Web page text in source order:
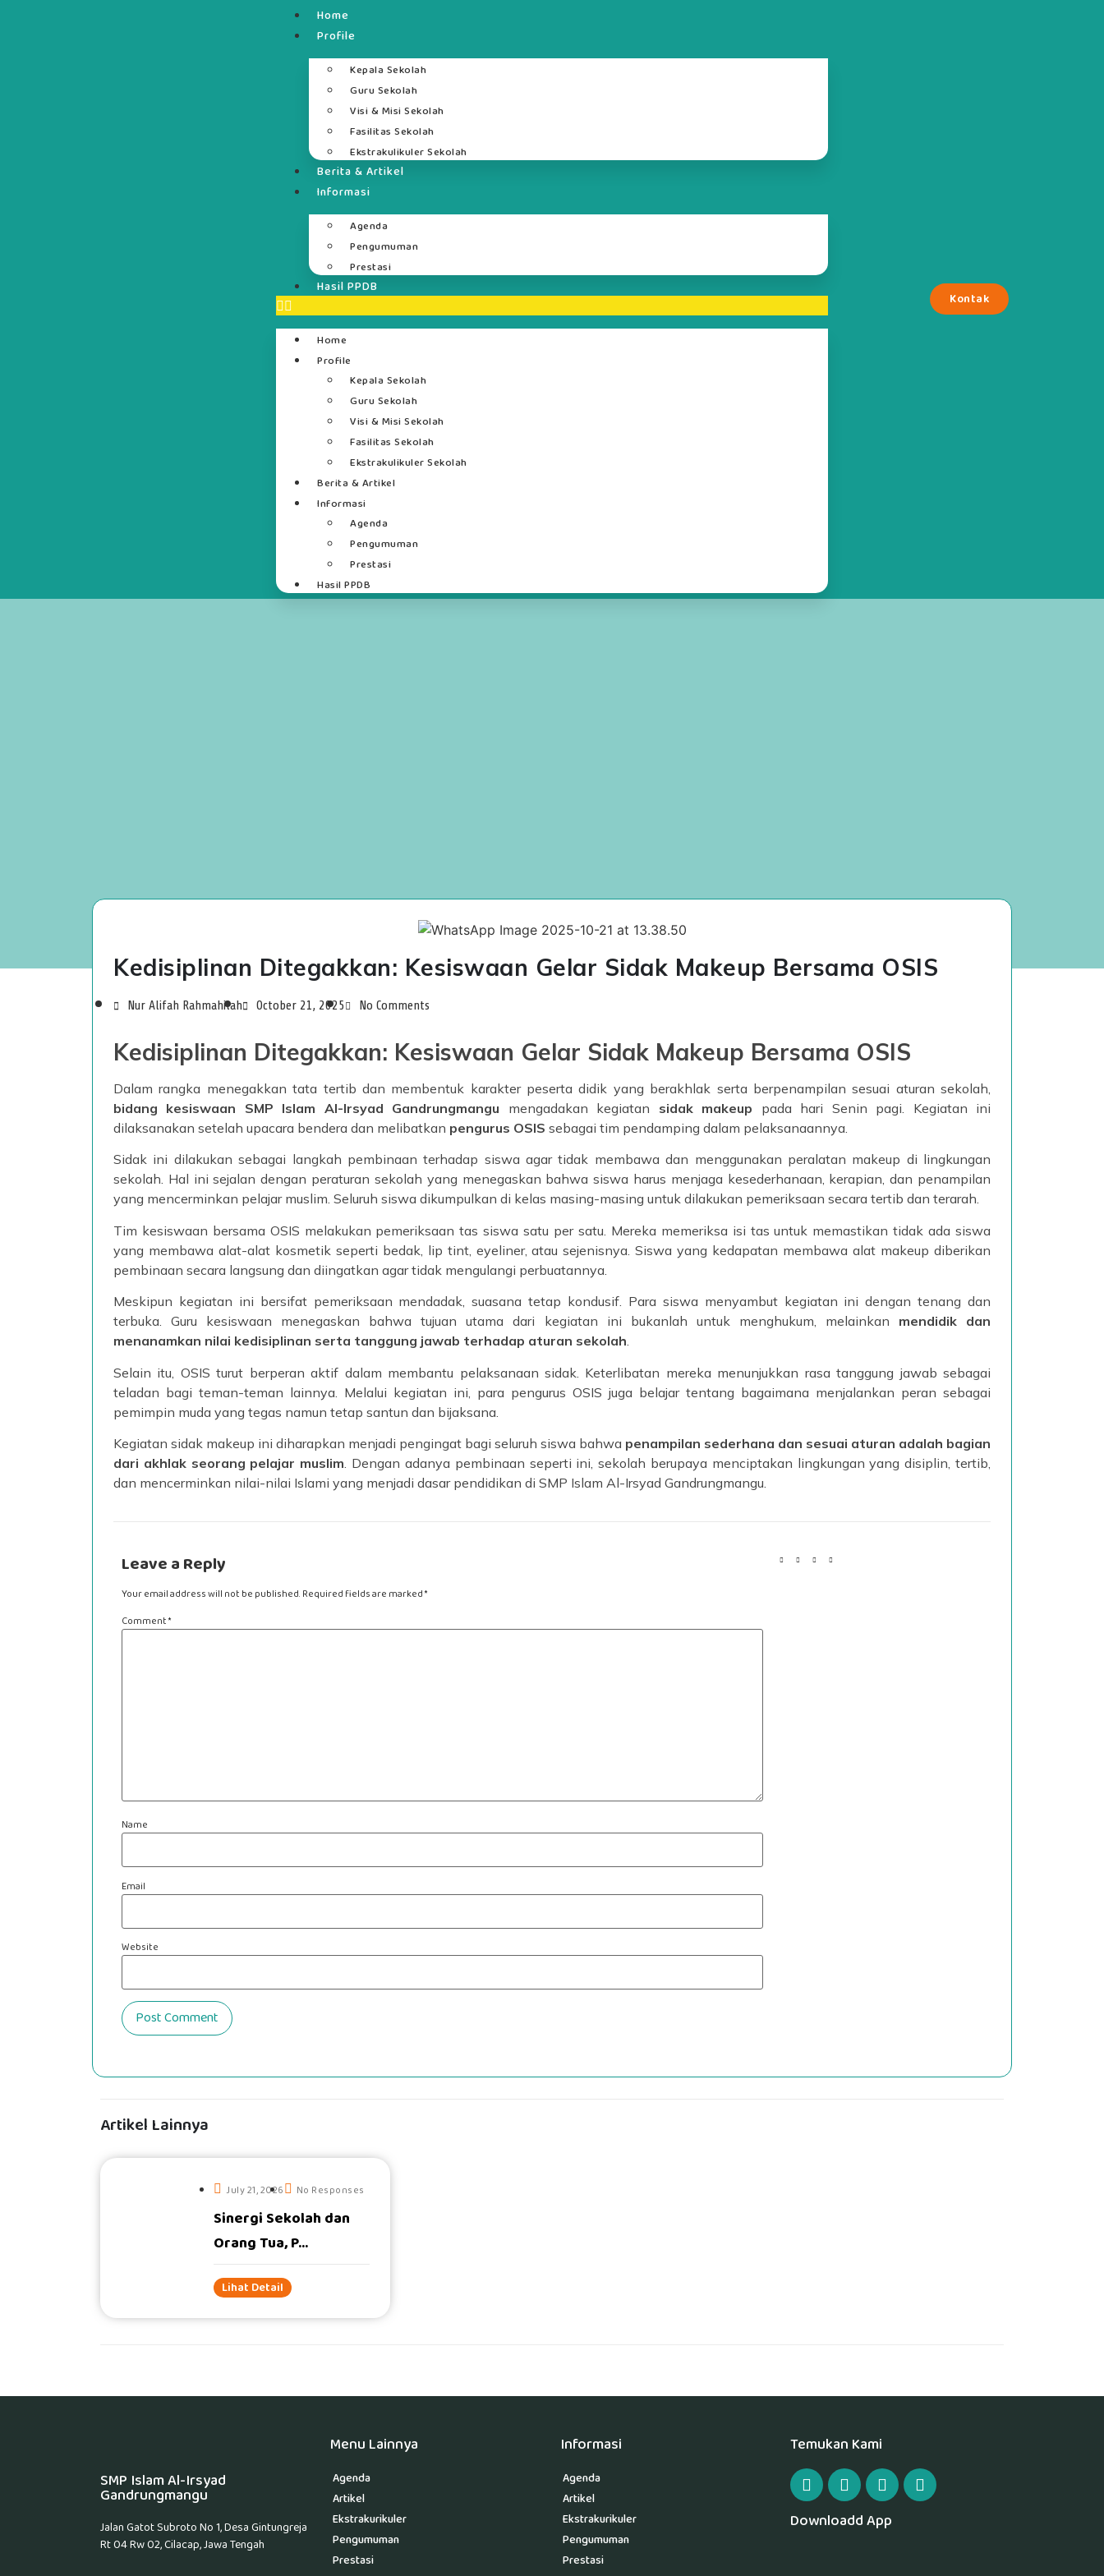
Home
Profile
Kepala Sekolah
Guru Sekolah
Visi & Misi Sekolah
Fasilitas Sekolah
Ekstrakulikuler Sekolah
Berita & Artikel
Informasi
Agenda
Pengumuman
Prestasi
Hasil PPDB
Home
Profile
Kepala Sekolah
Guru Sekolah
Visi & Misi Sekolah
Fasilitas Sekolah
Ekstrakulikuler Sekolah
Berita & Artikel
Informasi
Agenda
Pengumuman
Prestasi
Hasil PPDB
Kontak
Kedisiplinan Ditegakkan: Kesiswaan Gelar Sidak Makeup Bersama OSIS
Nur Alifah Rahmahilah October 21, 2025 No Comments
Kedisiplinan Ditegakkan: Kesiswaan Gelar Sidak Makeup Bersama OSIS
Dalam rangka menegakkan tata tertib dan membentuk karakter peserta didik yang berakhlak serta berpenampilan sesuai aturan sekolah,
bidang kesiswaan SMP Islam Al-Irsyad Gandrungmangu mengadakan kegiatan sidak makeup pada hari Senin pagi. Kegiatan ini
dilaksanakan setelah upacara bendera dan melibatkan pengurus OSIS sebagai tim pendamping dalam pelaksanaannya.
Sidak ini dilakukan sebagai langkah pembinaan terhadap siswa agar tidak membawa dan menggunakan peralatan makeup di lingkungan
sekolah. Hal ini sejalan dengan peraturan sekolah yang menegaskan bahwa siswa harus menjaga kesederhanaan, kerapian, dan penampilan
yang mencerminkan pelajar muslim. Seluruh siswa dikumpulkan di kelas masing-masing untuk dilakukan pemeriksaan secara tertib dan terarah.
Tim kesiswaan bersama OSIS melakukan pemeriksaan tas siswa satu per satu. Mereka memeriksa isi tas untuk memastikan tidak ada siswa
yang membawa alat-alat kosmetik seperti bedak, lip tint, eyeliner, atau sejenisnya. Siswa yang kedapatan membawa alat makeup diberikan
pembinaan secara langsung dan diingatkan agar tidak mengulangi perbuatannya.
Meskipun kegiatan ini bersifat pemeriksaan mendadak, suasana tetap kondusif. Para siswa menyambut kegiatan ini dengan tenang dan
terbuka. Guru kesiswaan menegaskan bahwa tujuan utama dari kegiatan ini bukanlah untuk menghukum, melainkan mendidik dan
menanamkan nilai kedisiplinan serta tanggung jawab terhadap aturan sekolah.
Selain itu, OSIS turut berperan aktif dalam membantu pelaksanaan sidak. Keterlibatan mereka menunjukkan rasa tanggung jawab sebagai
teladan bagi teman-teman lainnya. Melalui kegiatan ini, para pengurus OSIS juga belajar tentang bagaimana menjalankan peran sebagai
pemimpin muda yang tegas namun tetap santun dan bijaksana.
Kegiatan sidak makeup ini diharapkan menjadi pengingat bagi seluruh siswa bahwa penampilan sederhana dan sesuai aturan adalah bagian
dari akhlak seorang pelajar muslim . Dengan adanya pembinaan seperti ini, sekolah berupaya menciptakan lingkungan yang disiplin, tertib,
dan mencerminkan nilai-nilai Islami yang menjadi dasar pendidikan di SMP Islam Al-Irsyad Gandrungmangu.
Leave a Reply
Your email address will not be published. Required fields are marked*
Comment*
Name
Email
Website
Artikel Lainnya
July 21, 2026 No Responses
Sinergi Sekolah dan
Orang Tua, P...
Lihat Detail
SMP Islam Al-Irsyad
Gandrungmangu
Jalan Gatot Subroto No 1, Desa Gintungreja
Rt 04 Rw 02, Cilacap, Jawa Tengah
Menu Lainnya
Agenda
Artikel
Ekstrakurikuler
Pengumuman
Prestasi
Informasi
Agenda
Artikel
Ekstrakurikuler
Pengumuman
Prestasi
Temukan Kami
Downloadd App